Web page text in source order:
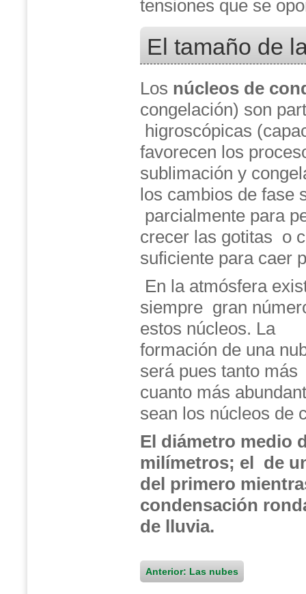
tensiones que se
El tamaño de
Los núcleos de
congelación) son
higroscópicas
favorecen los
sublimación y
los cambios de fase
parcialmente para
crecer las gotitas o
suficiente para caer
En la atmósfera
siempre gran
estos núcleos. La
formación de una
será pues tanto
cuanto más
sean los núcleos de
El diámetro medio
milímetros; el de
del primero
condensación
de lluvia.
Anterior: Las nubes